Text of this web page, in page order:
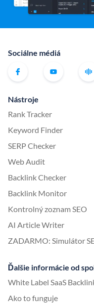
Sociálne médiá
Nástroje
Rank Tracker
Keyword Finder
SERP Checker
Web Audit
Backlink Checker
Backlink Monitor
Kontrolný zoznam SEO
AI Article Writer
ZADARMO: Simulátor
Ďalšie informácie od
White Label SaaS
Ako to funguje